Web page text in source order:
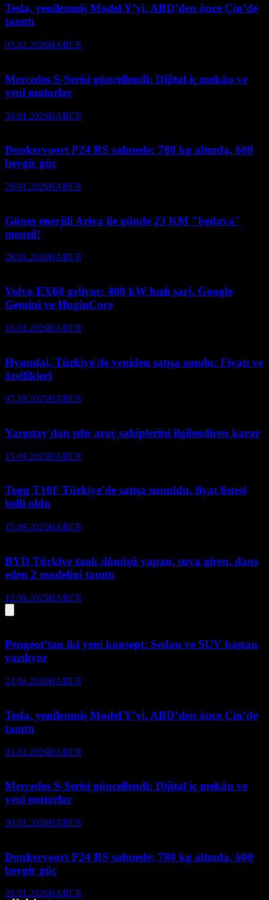
Tesla, yenilenmiş Model Y’yi, ABD’den önce Çin’de
tanıttı
03.02.2026HABER
Mercedes S-Serisi güncellendi: Dijital iç mekân ve
yeni motorlar
30.01.2026HABER
Donkervoort P24 RS sahnede: 780 kg altında, 600
beygir güç
28.01.2026HABER
Güneş enerjili Ariya ile günde 23 KM "bedava"
menzil!
28.01.2026HABER
Volvo EX60 geliyor: 400 kW hızlı şarj, Google
Gemini ve HuginCore
16.01.2026HABER
Hyundai, Türkiye'de yeniden satışa sundu: Fiyatı ve
özellikleri
07.10.2025HABER
Yargıtay'dan sıfır araç sahiplerini ilgilendiren karar
15.09.2025HABER
Togg T10F Türkiye'de satışa sunuldu, fiyat listesi
belli oldu
15.09.2025HABER
BYD Türkiye tank dönüşü yapan, suya giren, dans
eden 2 modelini tanıttı
12.09.2025HABER
Peugeot’tan iki yeni konsept: Sedan ve SUV baştan
yazılıyor
24.04.2026HABER
Tesla, yenilenmiş Model Y’yi, ABD’den önce Çin’de
tanıttı
03.02.2026HABER
Mercedes S-Serisi güncellendi: Dijital iç mekân ve
yeni motorlar
30.01.2026HABER
Donkervoort P24 RS sahnede: 780 kg altında, 600
beygir güç
28.01.2026HABER